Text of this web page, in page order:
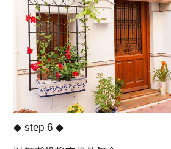
◆ step 6 ◆